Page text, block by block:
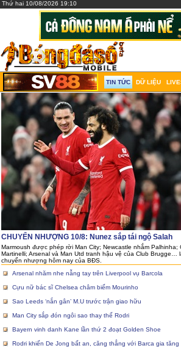
Thứ hai 10/08/2026 19:10
TIN TỨC DỮ LIỆU
CHUYỂN NHƯỢNG 10/8: Nunez sắp tái ngộ Salah
Marmoush được phép rời Man City; Newcastle nhắm
Martinelli; Arsenal và Man Utd tranh hậu vệ của Club
chuyển nhượng hôm nay của BĐS.
Arsenal nhăm nhe nẫng tay trên Liverpool vụ Barcola
Cựu nữ bác sĩ Chelsea châm biếm Mourinho
Sao Leeds ‘nắn gân’ M.U trước trận giao hữu
Man City sắp đón ngôi sao thay thế Rodri
Bayern vinh danh Kane lần thứ 2 đoạt Golden Shoe
Rodri khiến De Jong bất an, căng thẳng với Barca gia tăng